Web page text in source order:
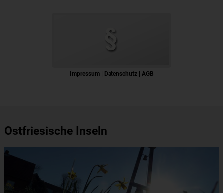
Impressum | Datenschutz | AGB
Ostfriesische Inseln